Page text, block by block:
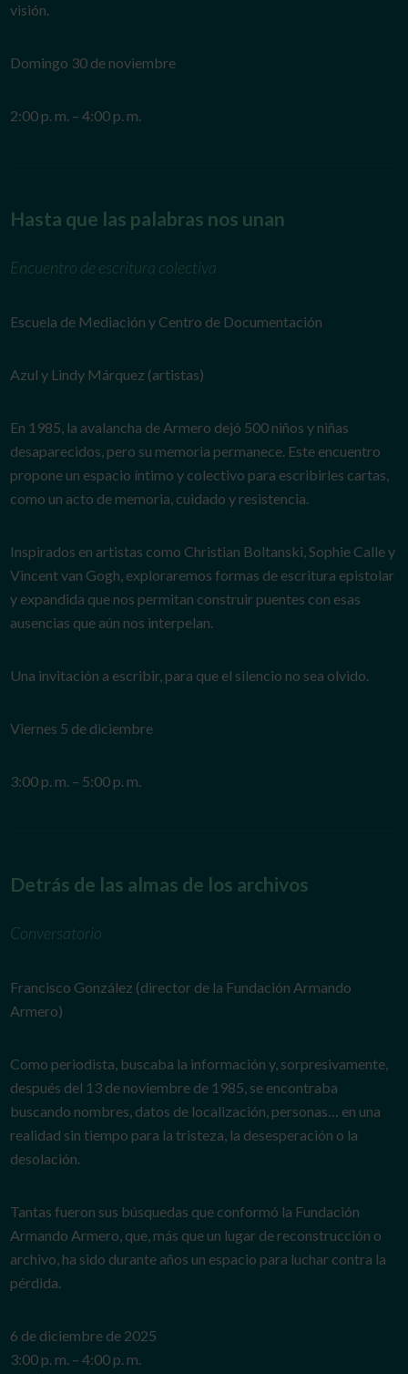
visión.
Domingo 30 de noviembre
2:00 p. m. – 4:00 p. m.
Hasta que las palabras nos unan
Encuentro de escritura colectiva
Escuela de Mediación y Centro de Documentación
Azul y Lindy Márquez (artistas)
En 1985, la avalancha de Armero dejó 500 niños y niñas
desaparecidos, pero su memoria permanece. Este encuentro
propone un espacio íntimo y colectivo para escribirles cartas,
como un acto de memoria, cuidado y resistencia.
Inspirados en artistas como Christian Boltanski, Sophie Calle y
Vincent van Gogh, exploraremos formas de escritura epistolar
y expandida que nos permitan construir puentes con esas
ausencias que aún nos interpelan.
Una invitación a escribir, para que el silencio no sea olvido.
Viernes 5 de diciembre
3:00 p. m. – 5:00 p. m.
Detrás de las almas de los archivos
Conversatorio
Francisco González (director de la Fundación Armando
Armero)
Como periodista, buscaba la información y, sorpresivamente,
después del 13 de noviembre de 1985, se encontraba
buscando nombres, datos de localización, personas… en una
realidad sin tiempo para la tristeza, la desesperación o la
desolación.
Tantas fueron sus búsquedas que conformó la Fundación
Armando Armero, que, más que un lugar de reconstrucción o
archivo, ha sido durante años un espacio para luchar contra la
pérdida.
6 de diciembre de 2025
3:00 p. m. – 4:00 p. m.